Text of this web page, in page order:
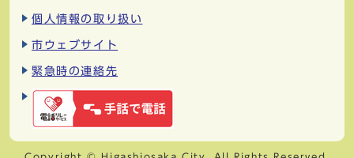
個人情報の取り扱い
市ウェブサイト
緊急時の連絡先